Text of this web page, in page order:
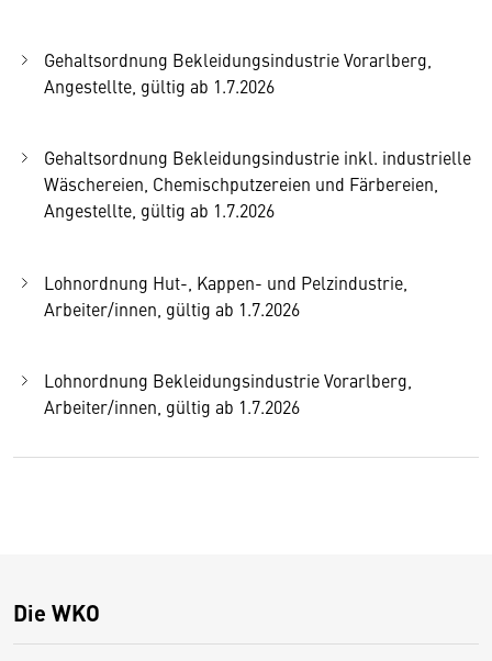
Gehaltsordnung Bekleidungsindustrie Vorarlberg,
Angestellte, gültig ab 1.7.2026
Gehaltsordnung Bekleidungsindustrie inkl. industrielle
Wäschereien, Chemischputzereien und Färbereien,
Angestellte, gültig ab 1.7.2026
Lohnordnung Hut-, Kappen- und Pelzindustrie,
Arbeiter/innen, gültig ab 1.7.2026
Lohnordnung Bekleidungsindustrie Vorarlberg,
Arbeiter/innen, gültig ab 1.7.2026
Die WKO